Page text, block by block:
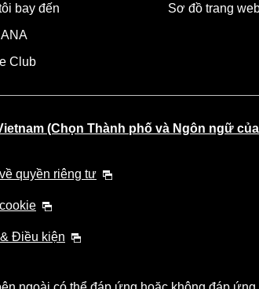
bay đến
Club
Sơ đồ trang
(Chọn Thành phố và Ngôn ngữ
quyền riêng tư
Điều kiện